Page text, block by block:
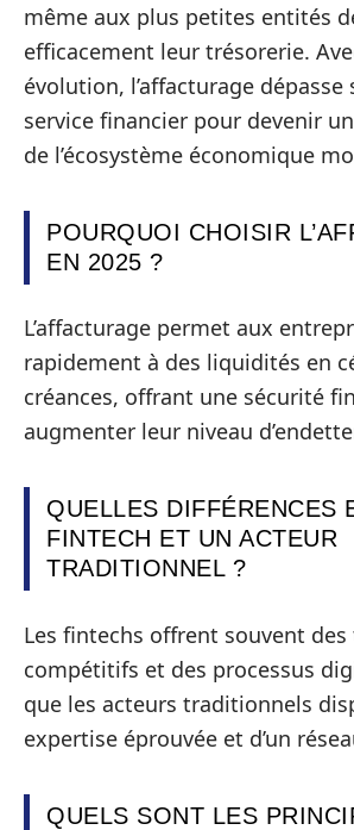
même aux plus petites entités
efficacement leur trésorerie.
évolution, l’affacturage dépasse
service financier pour devenir
de l’écosystème économique
POURQUOI CHOISIR
EN 2025 ?
L’affacturage permet aux
rapidement à des liquidités en
créances, offrant une sécurité
augmenter leur niveau
QUELLES DIFFÉRENCES
FINTECH ET UN ACTEUR
TRADITIONNEL ?
Les fintechs offrent souvent
compétitifs et des processus
que les acteurs traditionnels
expertise éprouvée et d’un
QUELS SONT LES